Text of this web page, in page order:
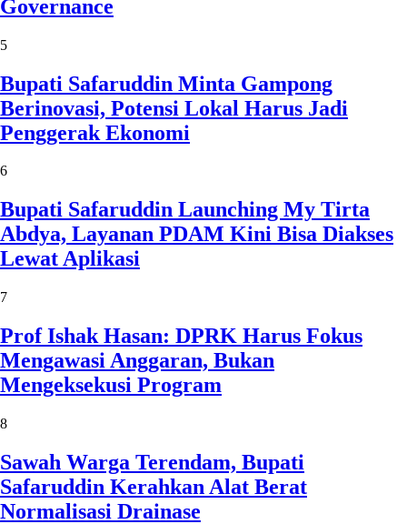
Governance
5
Bupati Safaruddin Minta Gampong
Berinovasi, Potensi Lokal Harus Jadi
Penggerak Ekonomi
6
Bupati Safaruddin Launching My Tirta
Abdya, Layanan PDAM Kini Bisa Diakses
Lewat Aplikasi
7
Prof Ishak Hasan: DPRK Harus Fokus
Mengawasi Anggaran, Bukan
Mengeksekusi Program
8
Sawah Warga Terendam, Bupati
Safaruddin Kerahkan Alat Berat
Normalisasi Drainase